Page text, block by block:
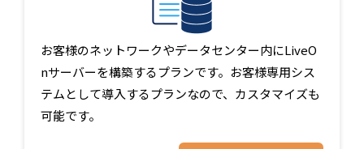
お客様のネットワークやデータセンター内にLiveO
nサーバーを構築するプランです。お客様専用シス
テムとして導入するプランなので、カスタマイズも
可能です。